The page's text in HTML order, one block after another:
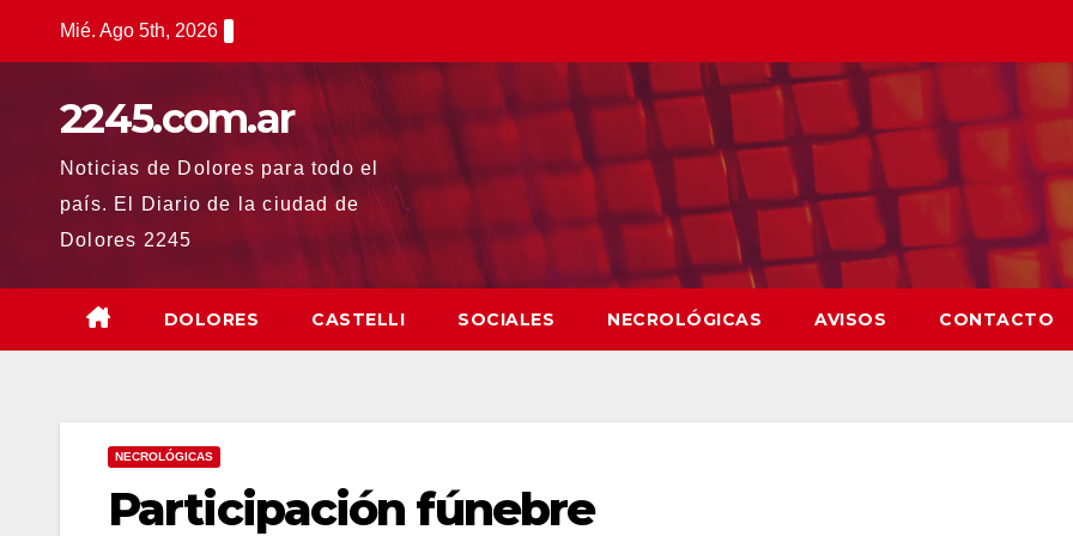
Mié. Ago 5th, 2026
2245.com.ar
Noticias de Dolores para todo el
país. El Diario de la ciudad de
Dolores 2245
DOLORES CASTELLI SOCIALES NECROLÓGICAS AVISOS CONTACTO
NECROLÓGICAS
Participación fúnebre